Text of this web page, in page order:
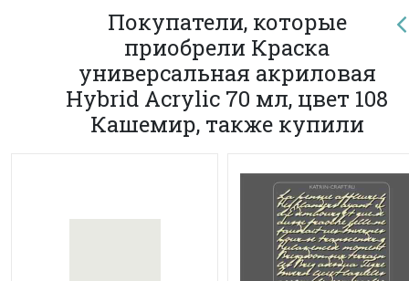
Покупатели, которые
приобрели Краска
универсальная акриловая
Hybrid Acrylic 70 мл, цвет 108
Кашемир, также купили